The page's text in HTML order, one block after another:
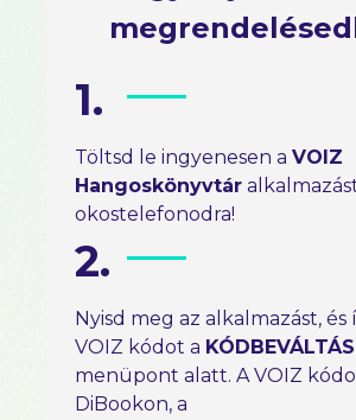
1.
Töltsd le ingyenesen a VOIZ
Hangoskönyvtár
okostelefonodra!
2.
Nyisd meg az alkalmazást, és
VOIZ kódot a KÓDBEVÁLTÁS
menüpont alatt. A VOIZ
DiBookon, a